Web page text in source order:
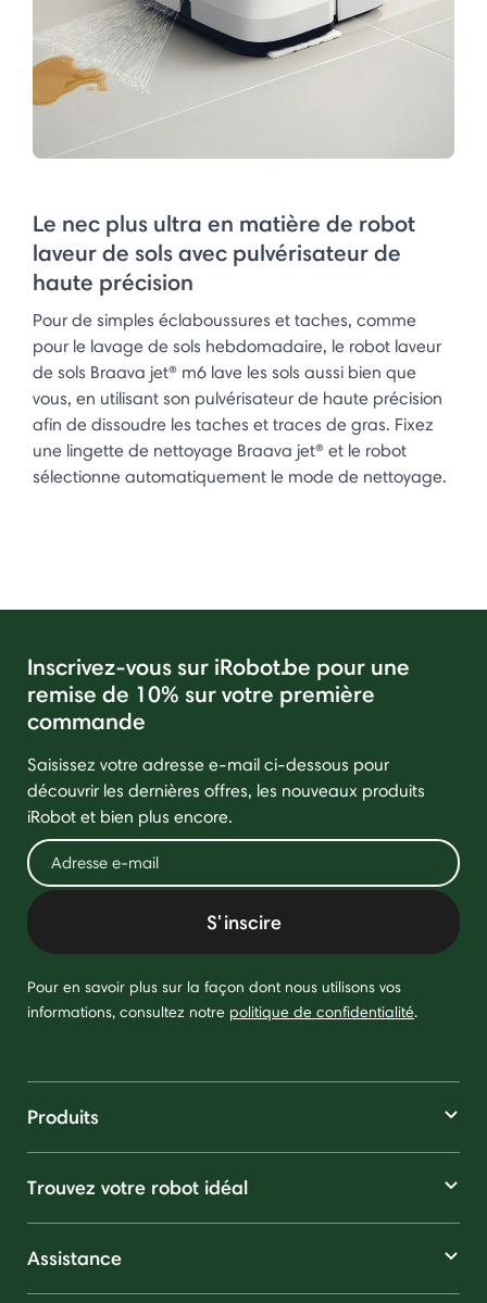
Le nec plus ultra en matière de robot
laveur de sols avec pulvérisateur de
haute précision
Pour de simples éclaboussures et taches, comme
pour le lavage de sols hebdomadaire, le robot laveur
de sols Braava jet® m6 lave les sols aussi bien que
vous, en utilisant son pulvérisateur de haute précision
afin de dissoudre les taches et traces de gras. Fixez
une lingette de nettoyage Braava jet® et le robot
sélectionne automatiquement le mode de nettoyage.
Inscrivez-vous sur iRobot.be pour une
remise de 10% sur votre première
commande
Saisissez votre adresse e-mail ci-dessous pour
découvrir les dernières offres, les nouveaux produits
iRobot et bien plus encore.
S'inscire
Pour en savoir plus sur la façon dont nous utilisons vos
informations, consultez notre politique de confidentialité.
Produits
Trouvez votre robot idéal
Assistance